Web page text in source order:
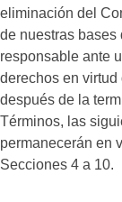
eliminación del
de nuestras
responsable ante
derechos en
después de la
Términos, las
permanecerán en
Secciones 4 a 10.